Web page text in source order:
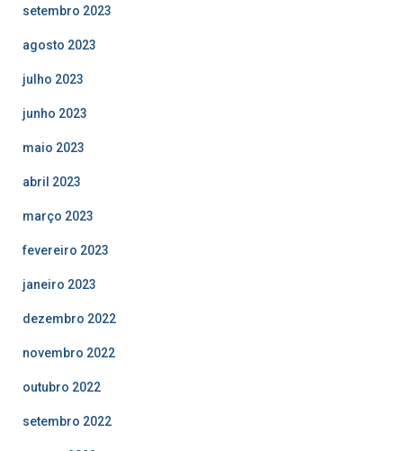
setembro 2023
agosto 2023
julho 2023
junho 2023
maio 2023
abril 2023
março 2023
fevereiro 2023
janeiro 2023
dezembro 2022
novembro 2022
outubro 2022
setembro 2022